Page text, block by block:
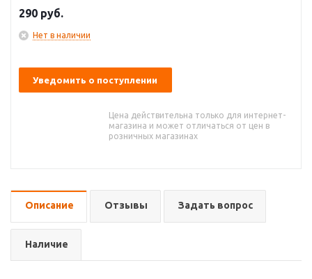
290 руб.
Нет в наличии
Уведомить о поступлении
Цена действительна только для интернет-
магазина и может отличаться от цен в
розничных магазинах
Описание Отзывы Задать вопрос
Наличие